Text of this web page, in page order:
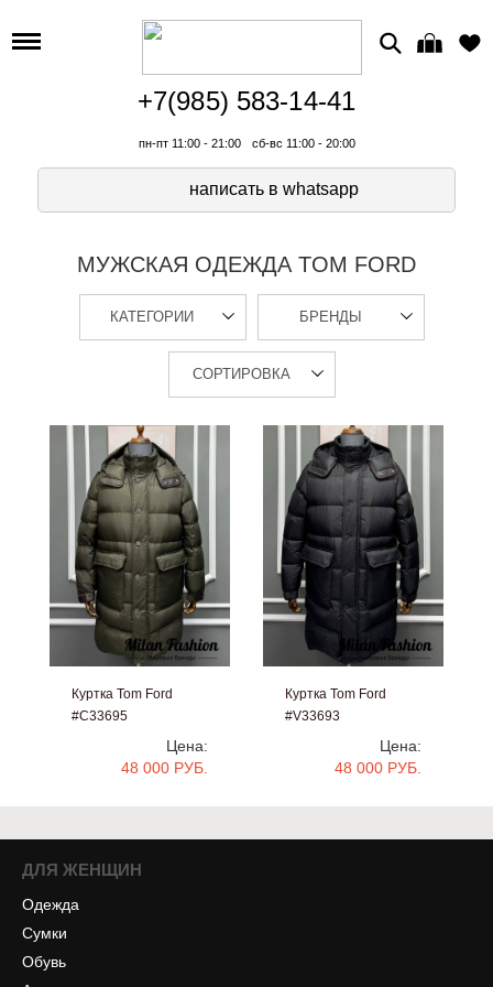
+7(985) 583-14-41
пн-пт 11:00 - 21:00 сб-вс 11:00 - 20:00
написать в whatsapp
МУЖСКАЯ ОДЕЖДА TOM FORD
КАТЕГОРИИ БРЕНДЫ
СОРТИРОВКА
Куртка Tom Ford
#C33695
Цена:
48 000 РУБ.
Куртка Tom Ford
#V33693
Цена:
48 000 РУБ.
ДЛЯ ЖЕНЩИН
Одежда
Сумки
Обувь